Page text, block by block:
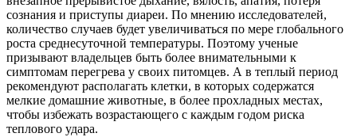
сознания и приступы диареи. По мнению исследователей,
количество случаев будет увеличиваться по мере глобального
роста среднесуточной температуры. Поэтому ученые
призывают владельцев быть более внимательными к
симптомам перегрева у своих питомцев. А в теплый период
рекомендуют располагать клетки, в которых содержатся
мелкие домашние животные, в более прохладных местах,
чтобы избежать возрастающего с каждым годом риска
теплового удара.